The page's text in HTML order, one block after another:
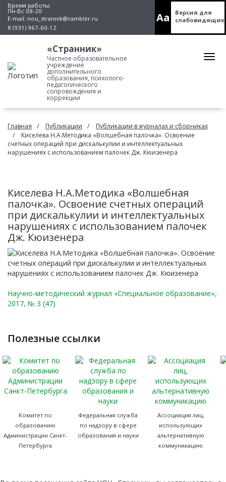
Время работы:
Пн-Вс 08-20
E-mail: nou_strannik@rambler.ru
8 (931) 967-60-12
Aa
Версия для
слабовидящих
«Странник»
Частное образовательное
учреждение
дополнительного
образования, психолого-
педагогического
сопровождения и
коррекции
Главная Публикации
Публикации в журналах и сборниках
Киселева Н.А.Методика «Волшебная палочка». Освоение
счетных операций при дискалькулии и интеллектуальных
нарушениях с использованием палочек Дж. Кюизенера
Киселева Н.А.Методика «Волшебная
палочка». Освоение счетных операций
при дискалькулии и интеллектуальных
нарушениях с использованием палочек
Дж. Кюизенера
Научно-методический журнал «Специальное образование»,
2017, № 3 (47)
полезные ссылки
Комитет по
образованию
Администрации Санкт-
Петербурга
Федеральная служба
по надзору в сфере
образования и науки
Ассоциация лиц,
использующих
альтернативную
коммуникацию